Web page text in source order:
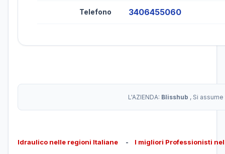
Telefono 3406455060
L'AZIENDA: Blisshub , Si
Idraulico nelle regioni Italiane - I migliori Professionisti